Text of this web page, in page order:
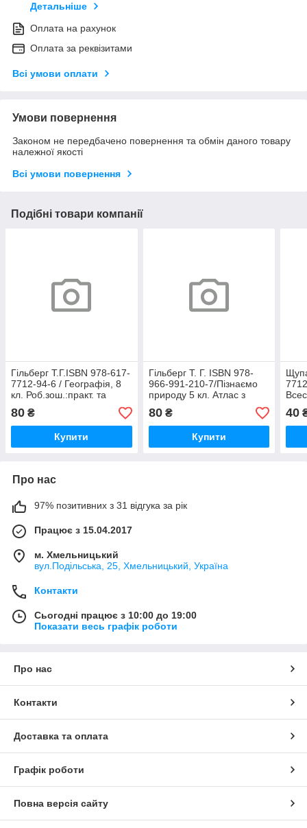
Детальніше
Оплата на рахунок
Оплата за реквізитами
Всі умови оплати
Умови повернення
Законом не передбачено повернення та обмін даного товару
належної якості
Всі умови повернення
Подібні товари компанії
Гільберг Т.Г.ISBN 978-617-
7712-94-6 / Географія, 8
кл. Роб.зош.:практ. та
80 ₴
Купити
Гільберг Т. Г. ISBN 978-
966-991-210-7/Пізнаємо
природу 5 кл. Атлас з
(2022) НУШ
80₴
Купити
40
Про нас
97% позитивних з 31 відгука за рік
Працює з 15.04.2017
м. Хмельницький
вул.Подільська, 25, Хмельницький, Україна
Контакти
Сьогодні працює з 10:00 до 19:00
Показати весь графік роботи
Про нас
Контакти
Доставка та оплата
Графік роботи
Повна версія сайту